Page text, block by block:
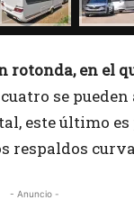
rotonda, en el
se
este último
respaldos
- Anuncio -